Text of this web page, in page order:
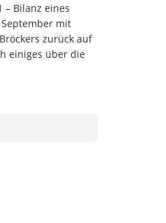
Bilanz eines
mit
zurück auf
einiges über die